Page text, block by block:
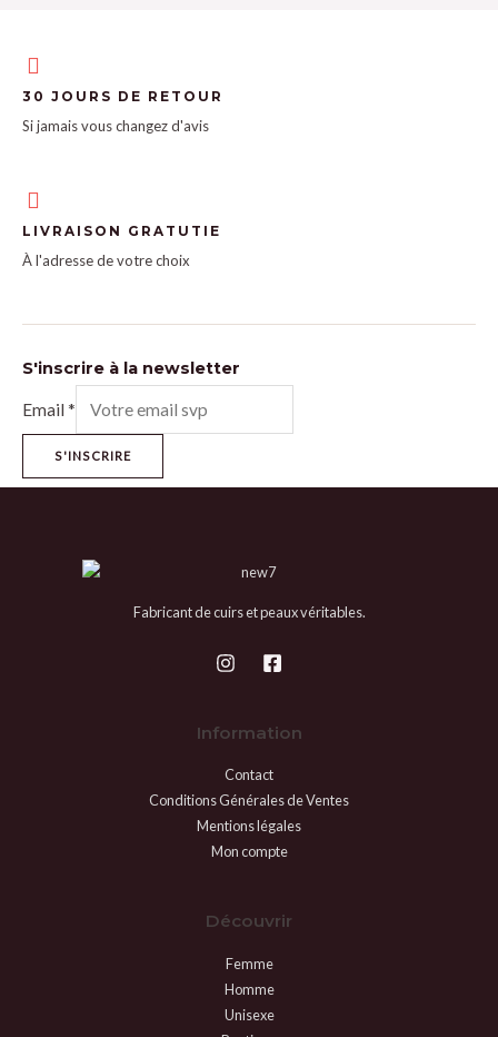
30 JOURS DE RETOUR
Si jamais vous changez d'avis
LIVRAISON GRATUTIE
À l'adresse de votre choix
S'inscrire à la newsletter
Email *
S'INSCRIRE
Fabricant de cuirs et peaux véritables.
Information
Contact
Conditions Générales de Ventes
Mentions légales
Mon compte
Découvrir
Femme
Homme
Unisexe